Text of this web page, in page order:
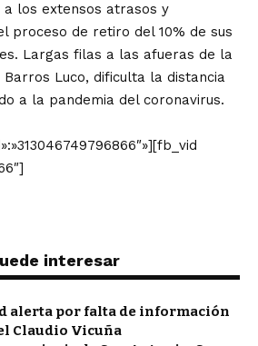
a los extensos atrasos y
proceso de retiro del 10% de sus
Largas filas a las afueras de la
Barros Luco, dificulta la distancia
a la pandemia del coronavirus.
interesar
alerta por falta de información
Claudio Vicuña